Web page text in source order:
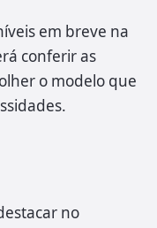
em breve na
conferir as
o modelo que
no